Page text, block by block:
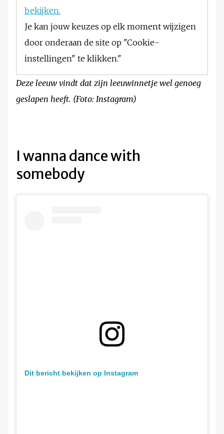
bekijken.
Je kan jouw keuzes op elk moment wijzigen
door onderaan de site op "Cookie-
instellingen" te klikken."
Deze leeuw vindt dat zijn leeuwinnetje wel genoeg
geslapen heeft. (Foto: Instagram)
I wanna dance with
somebody
Dit bericht bekijken op Instagram